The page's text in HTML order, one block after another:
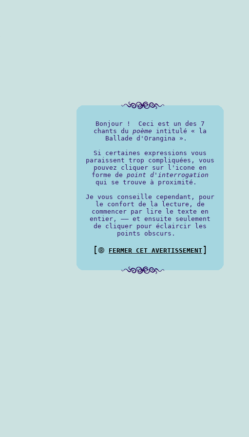
Bonjour ! Ceci est un des 7
chants du poème intitulé « la
Ballade d'Orangina ».
Si certaines expressions vous
paraissent trop compliquées, vous
pouvez cliquer sur l'icone en
forme de point d'interrogation
qui se trouve à proximité.
Je vous conseille cependant, pour
le confort de la lecture, de
commencer par lire le texte en
entier, —— et ensuite seulement
de cliquer pour éclaircir les
points obscurs.
[⨷ FERMER CET AVERTISSEMENT ]